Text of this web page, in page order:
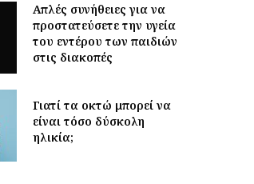
Απλές συνήθειες για να
προστατεύσετε την υγεία
του εντέρου των παιδιών
στις διακοπές
Γιατί τα οκτώ μπορεί να
είναι τόσο δύσκολη
ηλικία;